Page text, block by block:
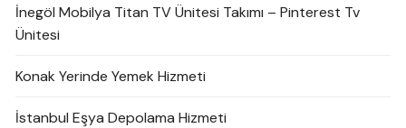
İnegöl Mobilya Titan TV Ünitesi Takımı – Pinterest Tv
Ünitesi
Konak Yerinde Yemek Hizmeti
İstanbul Eşya Depolama Hizmeti